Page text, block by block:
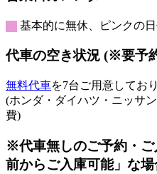
23
日
24
日
25 26
27
28
月
30
日
月
31
日
月
1
日
月
2
日
月
3
日
月
4
日
5
日
基本的に無休、ピンクの
代車の空き状況 (※要予
無料代車を7台ご用意してお
(ホンダ・ダイハツ・ニッサ
費)
※代車無しのご予約・ご
前からご入庫可能」な場